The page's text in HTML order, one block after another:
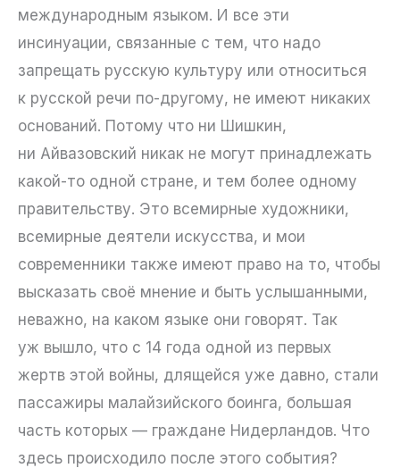
международным языком. И все эти
инсинуации, связанные с тем, что надо
запрещать русскую культуру или относиться
к русской речи по-другому, не имеют никаких
оснований. Потому что ни Шишкин,
ни Айвазовский никак не могут принадлежать
какой-то одной стране, и тем более одному
правительству. Это всемирные художники,
всемирные деятели искусства, и мои
современники также имеют право на то, чтобы
высказать своё мнение и быть услышанными,
неважно, на каком языке они говорят. Так
уж вышло, что с 14 года одной из первых
жертв этой войны, длящейся уже давно, стали
пассажиры малайзийского боинга, большая
часть которых — граждане Нидерландов. Что
здесь происходило после этого события?